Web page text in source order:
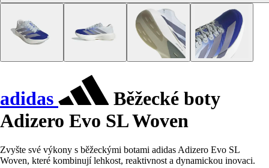
adidas
Běžecké boty
Adizero Evo SL Woven
Zvyšte své výkony s běžeckými botami adidas Adizero Evo SL
Woven, které kombinují lehkost, reaktivnost a dynamickou inovaci.